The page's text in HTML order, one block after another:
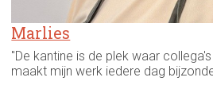
Marlies
"De kantine is de plek waar
maakt mijn werk iedere dag